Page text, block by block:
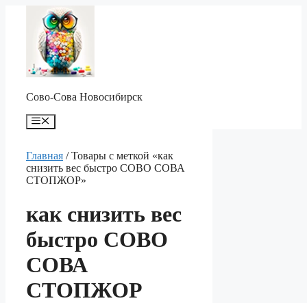
содержимому
Сово-Сова Новосибирск
Меню
Главная / Товары с меткой «как
снизить вес быстро СОВО СОВА
СТОПЖОР»
как снизить вес
быстро СОВО
СОВА
СТОПЖОР